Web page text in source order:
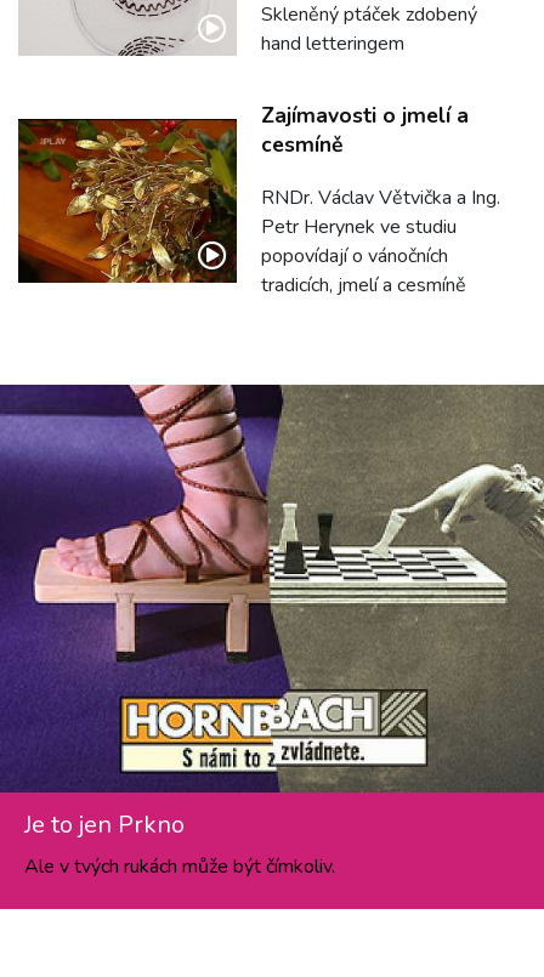
Skleněný ptáček zdobený
hand letteringem
Zajímavosti o jmelí a
cesmíně
RNDr. Václav Větvička a Ing.
Petr Herynek ve studiu
popovídají o vánočních
tradicích, jmelí a cesmíně
Je to jen Prkno
Ale v tvých rukách může být čímkoliv.